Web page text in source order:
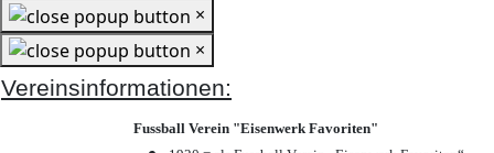
×
×
Vereinsinformationen:
Fussball Verein "Eisenwerk Favoriten"